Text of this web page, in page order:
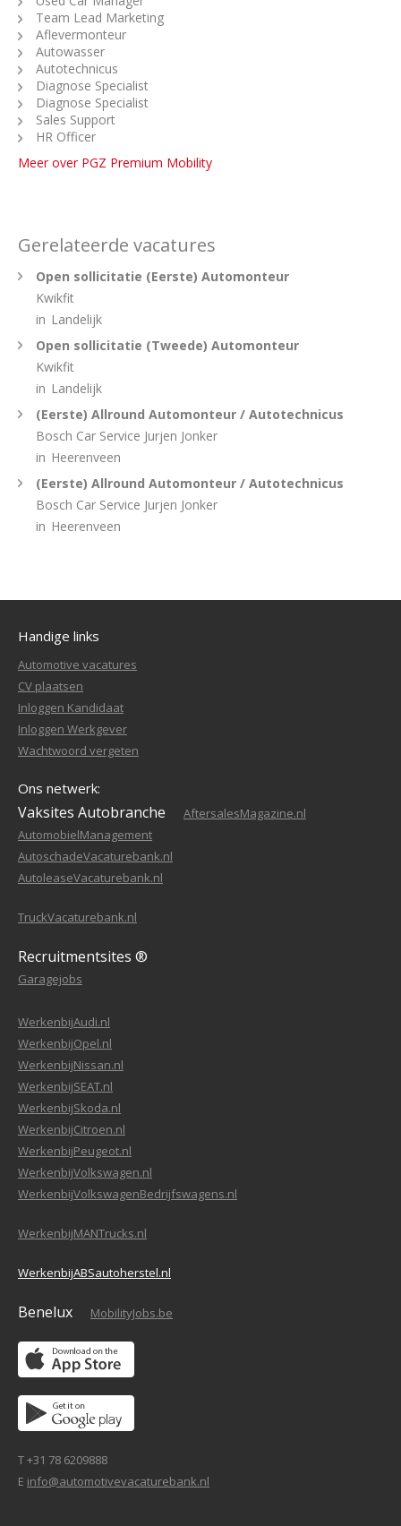
Team Lead Marketing
Aflevermonteur
Autowasser
Autotechnicus
Diagnose Specialist
Diagnose Specialist
Sales Support
HR Officer
Meer over PGZ Premium Mobility
Gerelateerde vacatures
Open sollicitatie (Eerste) Automonteur
Kwikfit
in Landelijk
Open sollicitatie (Tweede) Automonteur
Kwikfit
in Landelijk
(Eerste) Allround Automonteur / Autotechnicus
Bosch Car Service Jurjen Jonker
in Heerenveen
(Eerste) Allround Automonteur / Autotechnicus
Bosch Car Service Jurjen Jonker
in Heerenveen
Handige links
Automotive vacatures
CV plaatsen
Inloggen Kandidaat
Inloggen Werkgever
Wachtwoord vergeten
Ons netwerk:
Vaksites Autobranche
AftersalesMagazine.nl
AutomobielManagement
AutoschadeVacaturebank.nl
AutoleaseVacaturebank.nl
TruckVacaturebank.nl
Recruitmentsites ®
Garagejobs
WerkenbijAudi.nl
WerkenbijOpel.nl
WerkenbijNissan.nl
WerkenbijSEAT.nl
WerkenbijSkoda.nl
WerkenbijCitroen.nl
WerkenbijPeugeot.nl
WerkenbijVolkswagen.nl
WerkenbijVolkswagenBedrijfswagens.nl
WerkenbijMANTrucks.nl
WerkenbijABSautoherstel.nl
Benelux MobilityJobs.be
T +31 78 6209888
E info@automotivevacaturebank.nl